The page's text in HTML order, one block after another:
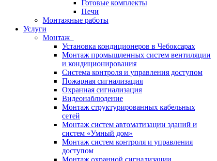
Готовые комплекты
Печи
Монтажные работы
Услуги
Монтаж
Установка кондиционеров в Чебоксарах
Монтаж промышленных систем вентиляции
и кондиционирования
Система контроля и управления доступом
Пожарная сигнализация
Охранная сигнализация
Видеонаблюдение
Монтаж структурированных кабельных
сетей
Монтаж систем автоматизации зданий и
систем «Умный дом»
Монтаж систем контроля и управления
доступом
Монтаж охранной сигнализации